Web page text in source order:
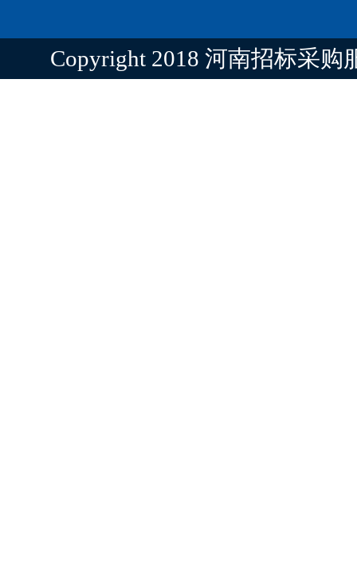
Copyright 2018 河南招标采